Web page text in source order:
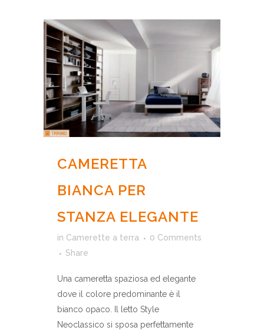
CAMERETTA
BIANCA PER
STANZA ELEGANTE
in Camerette a terra
0 Comments
Share
Una cameretta spaziosa ed elegante
dove il colore predominante è il
bianco opaco. Il letto Style
Neoclassico si sposa perfettamente